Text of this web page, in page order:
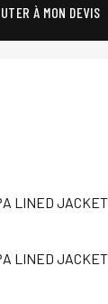
À MON DEVIS
LINED
LINED JACKET